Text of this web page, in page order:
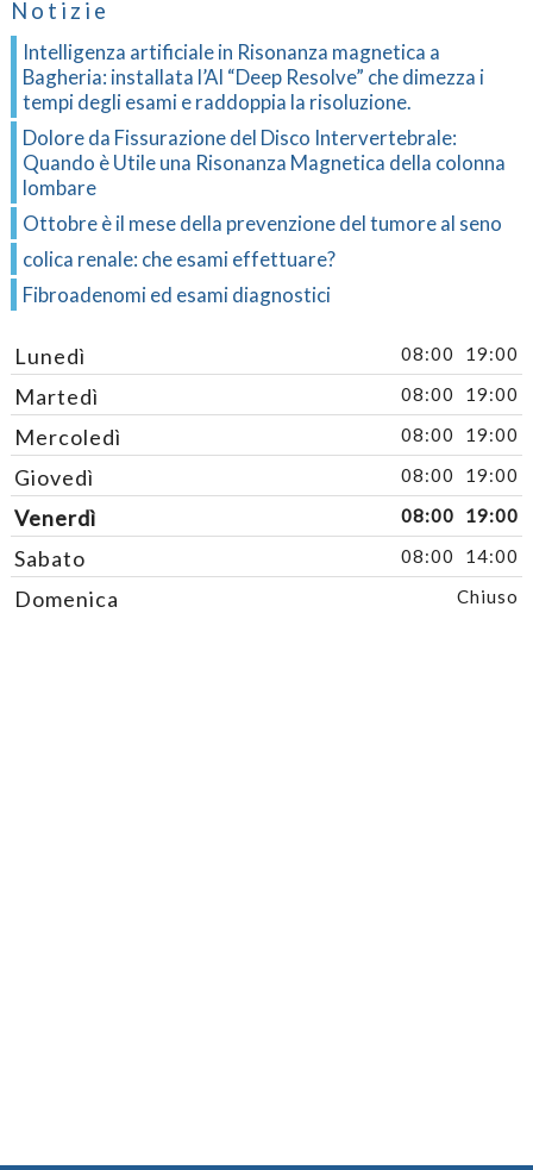
Notizie
Intelligenza artificiale in Risonanza magnetica a
Bagheria: installata l’AI “Deep Resolve” che dimezza i
tempi degli esami e raddoppia la risoluzione.
Dolore da Fissurazione del Disco Intervertebrale:
Quando è Utile una Risonanza Magnetica della colonna
lombare
Ottobre è il mese della prevenzione del tumore al seno
colica renale: che esami effettuare?
Fibroadenomi ed esami diagnostici
Lunedì 08:00 19:00
Martedì 08:00 19:00
Mercoledì 08:00 19:00
Giovedì 08:00 19:00
Venerdì 08:00 19:00
Sabato 08:00 14:00
Domenica Chiuso